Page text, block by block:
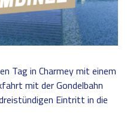
Tag in Charmey mit einem
mit der Gondelbahn
Eintritt in die